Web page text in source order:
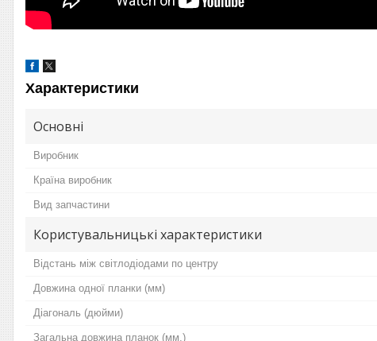
Характеристики
Основні
Виробник
Країна виробник
Вид запчастини
Користувальницькі характеристики
Відстань між світлодіодами по центру
Довжина одної планки (мм)
Діагональ (дюйми)
Загальна довжина планок (мм.)